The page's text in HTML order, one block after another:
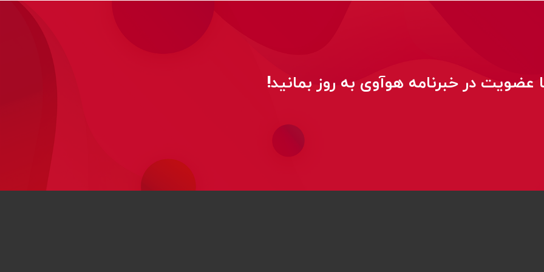
عضویت در خبرنامه هوآوی به روز بمانید!